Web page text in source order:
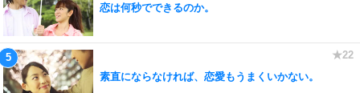
恋は何秒でできるのか。
素直にならなければ、恋愛もうまくいかない。